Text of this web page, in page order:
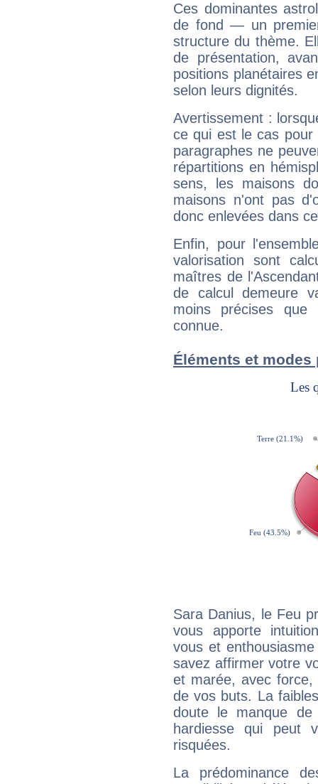
Ces dominantes
de fond — un
structure du thème.
de présentation,
positions planétaires
selon leurs dignités.
Avertissement :
ce qui est le cas pour
paragraphes ne
répartitions en
sens, les maisons
maisons n'ont pas
donc enlevées dans
Enfin, pour
valorisation sont
maîtres de
de calcul demeure
moins précises que
connue.
Éléments et modes
Sara Danius, le Feu
vous apporte
vous et
savez affirmer votre
et marée, avec
de vos buts. La
doute le manque
hardiesse qui peut
risquées.
La prédominance